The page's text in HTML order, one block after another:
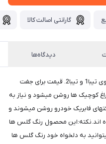
گارانتی اصالت کالا
دیدگاه‌ها
چراغ اسپرت جلو طرح گلس قابل نصب بر روی تیبا1 و تیبا2. قیمت برای جفت
کوچیک ها روشن میشود و نیاز به
فابریک خودرو روشن میشوند و
اند.نکته:این محصول رنگ گلس ها
به دلخواه خود رنگ گلس ها